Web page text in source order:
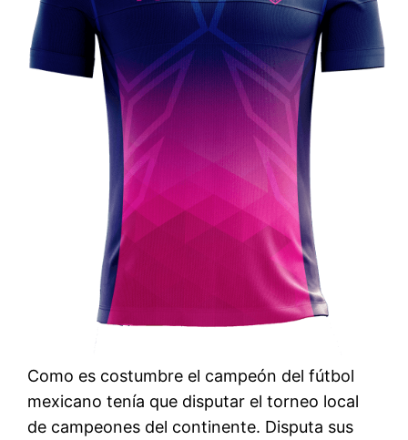
Como es costumbre el campeón del fútbol
mexicano tenía que disputar el torneo local
de campeones del continente. Disputa sus